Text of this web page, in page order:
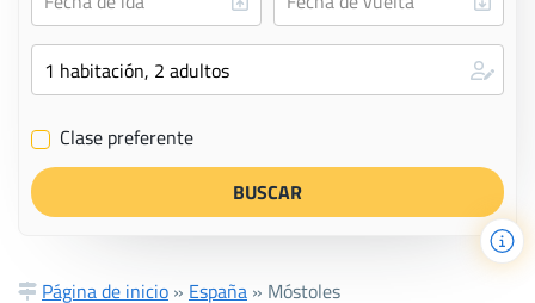
✔ Clase preferente
Página de inicio » España » Móstoles